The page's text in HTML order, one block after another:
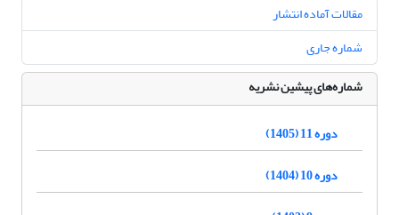
مقالات آماده انتشار
شماره جاری
شماره‌های پیشین نشریه
دوره 11 (1405)
دوره 10 (1404)